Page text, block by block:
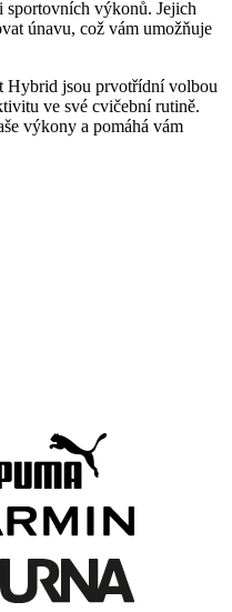
sportovních výkonů. Jejich
únavu, což vám umožňuje
Hybrid jsou prvotřídní volbou
ve své cvičební rutině.
výkony a pomáhá vám